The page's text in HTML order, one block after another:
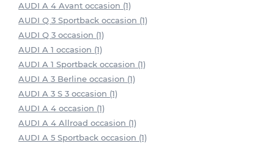
AUDI A 4 Avant occasion (1)
AUDI Q 3 Sportback occasion (1)
AUDI Q 3 occasion (1)
AUDI A 1 occasion (1)
AUDI A 1 Sportback occasion (1)
AUDI A 3 Berline occasion (1)
AUDI A 3 S 3 occasion (1)
AUDI A 4 occasion (1)
AUDI A 4 Allroad occasion (1)
AUDI A 5 Sportback occasion (1)